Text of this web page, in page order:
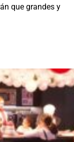
que grandes y